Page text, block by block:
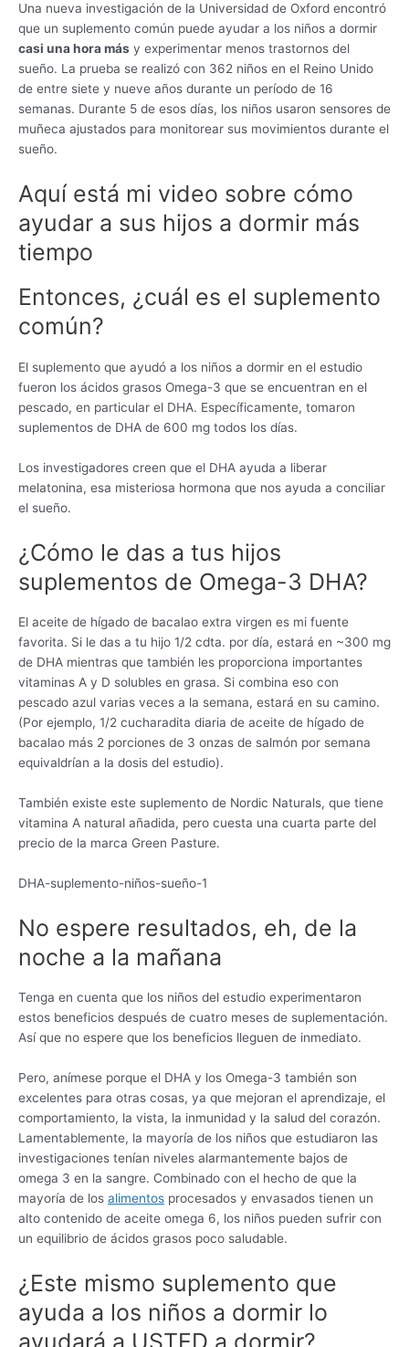
Una nueva investigación de la Universidad de Oxford encontró
que un suplemento común puede ayudar a los niños a dormir
casi una hora más y experimentar menos trastornos del
sueño. La prueba se realizó con 362 niños en el Reino Unido
de entre siete y nueve años durante un período de 16
semanas. Durante 5 de esos días, los niños usaron sensores de
muñeca ajustados para monitorear sus movimientos durante el
sueño.
Aquí está mi video sobre cómo
ayudar a sus hijos a dormir más
tiempo
Entonces, ¿cuál es el suplemento
común?
El suplemento que ayudó a los niños a dormir en el estudio
fueron los ácidos grasos Omega-3 que se encuentran en el
pescado, en particular el DHA. Específicamente, tomaron
suplementos de DHA de 600 mg todos los días.
Los investigadores creen que el DHA ayuda a liberar
melatonina, esa misteriosa hormona que nos ayuda a conciliar
el sueño.
¿Cómo le das a tus hijos
suplementos de Omega-3 DHA?
El aceite de hígado de bacalao extra virgen es mi fuente
favorita. Si le das a tu hijo 1/2 cdta. por día, estará en ~300 mg
de DHA mientras que también les proporciona importantes
vitaminas A y D solubles en grasa. Si combina eso con
pescado azul varias veces a la semana, estará en su camino.
(Por ejemplo, 1/2 cucharadita diaria de aceite de hígado de
bacalao más 2 porciones de 3 onzas de salmón por semana
equivaldrían a la dosis del estudio).
También existe este suplemento de Nordic Naturals, que tiene
vitamina A natural añadida, pero cuesta una cuarta parte del
precio de la marca Green Pasture.
DHA-suplemento-niños-sueño-1
No espere resultados, eh, de la
noche a la mañana
Tenga en cuenta que los niños del estudio experimentaron
estos beneficios después de cuatro meses de suplementación.
Así que no espere que los beneficios lleguen de inmediato.
Pero, anímese porque el DHA y los Omega-3 también son
excelentes para otras cosas, ya que mejoran el aprendizaje, el
comportamiento, la vista, la inmunidad y la salud del corazón.
Lamentablemente, la mayoría de los niños que estudiaron las
investigaciones tenían niveles alarmantemente bajos de
omega 3 en la sangre. Combinado con el hecho de que la
mayoría de los alimentos procesados ​​y envasados ​​tienen un
alto contenido de aceite omega 6, los niños pueden sufrir con
un equilibrio de ácidos grasos poco saludable.
¿Este mismo suplemento que
ayuda a los niños a dormir lo
ayudará a USTED a dormir?